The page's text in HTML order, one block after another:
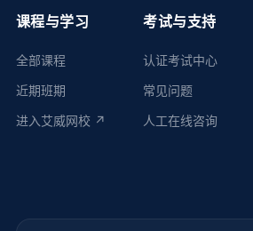
课程与学习
全部课程
近期班期
进入艾威网校 ↗
考试与支持
认证考试中心
常见问题
人工在线咨询